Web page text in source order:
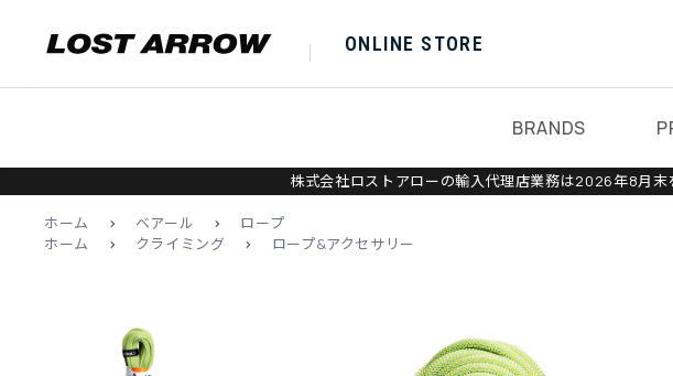
ONLINE STORE
BRANDS
株式会社ロストアローの輸入代理店業務は2026年8月末
ホーム > ベアール >
ロープ
ホーム
> クライミング > ロープ&アクセサリー